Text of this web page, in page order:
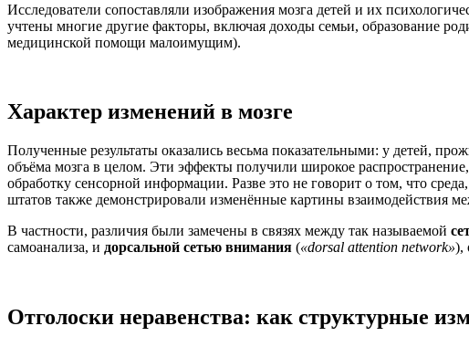
Исследователи сопоставляли изображения мозга детей и их
учтены многие другие факторы, включая доходы семьи, образование
медицинской помощи малоимущим).
Характер изменений в мозге
Полученные результаты оказались весьма показательными: у детей,
объёма мозга в целом. Эти эффекты получили широкое
обработку сенсорной информации. Разве это не говорит о том, что
штатов также демонстрировали изменённые картины взаимодействия
В частности, различия были замечены в связях между так называемой
самоанализа, и дорсальной сетью внимания («dorsal attention network»),
Отголоски неравенства: как структурные